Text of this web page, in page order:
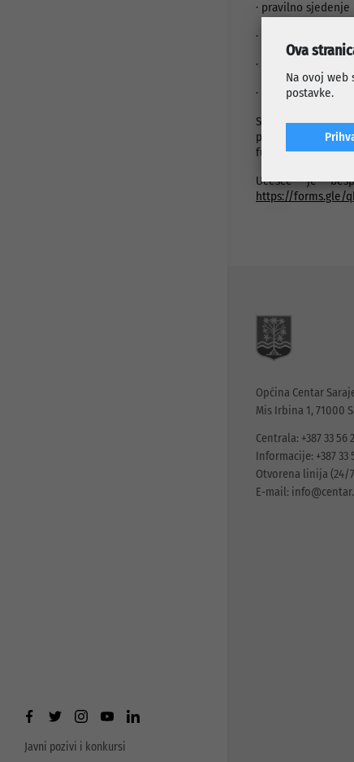
Javni pozivi i konkursi
· pravilno
· kratke vježbe
· svakodnevne
· pitanja i odgovori
Sesija je
poduzetnicima,
funkcionisanje.
Učešće je
https://forms.gle/
Općina Centar
Mis Irbina 1, 71000
Centrala: +387 33 56
Informacije: +387 33
Otvorena linija (24/
E-mail:
Ova
Na ovoj web
postavke.